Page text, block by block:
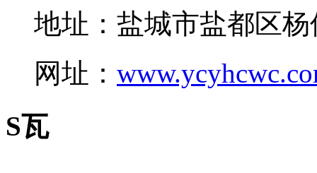
地址：盐城市盐都区
网址：
S瓦